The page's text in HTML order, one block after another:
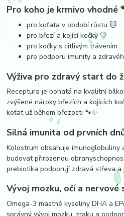
Pro koho je krmivo vhodné
pro koťata v období růstu 🐱
pro březí a kojící kočky 🤍
pro kočky s citlivým trávením
pro podporu imunity a
Výživa pro zdravý start do
Receptura je bohatá na kvalitní
zvýšené nároky březích a kojících
koťat už během březosti 🐾✨
Silná imunita od prvních
Kolostrum obsahuje imunoglobuliny
budovat přirozenou
prebiotika podporují zdravá střeva a
Vývoj mozku, očí a nervové
Omega-3 mastné kyseliny DHA a